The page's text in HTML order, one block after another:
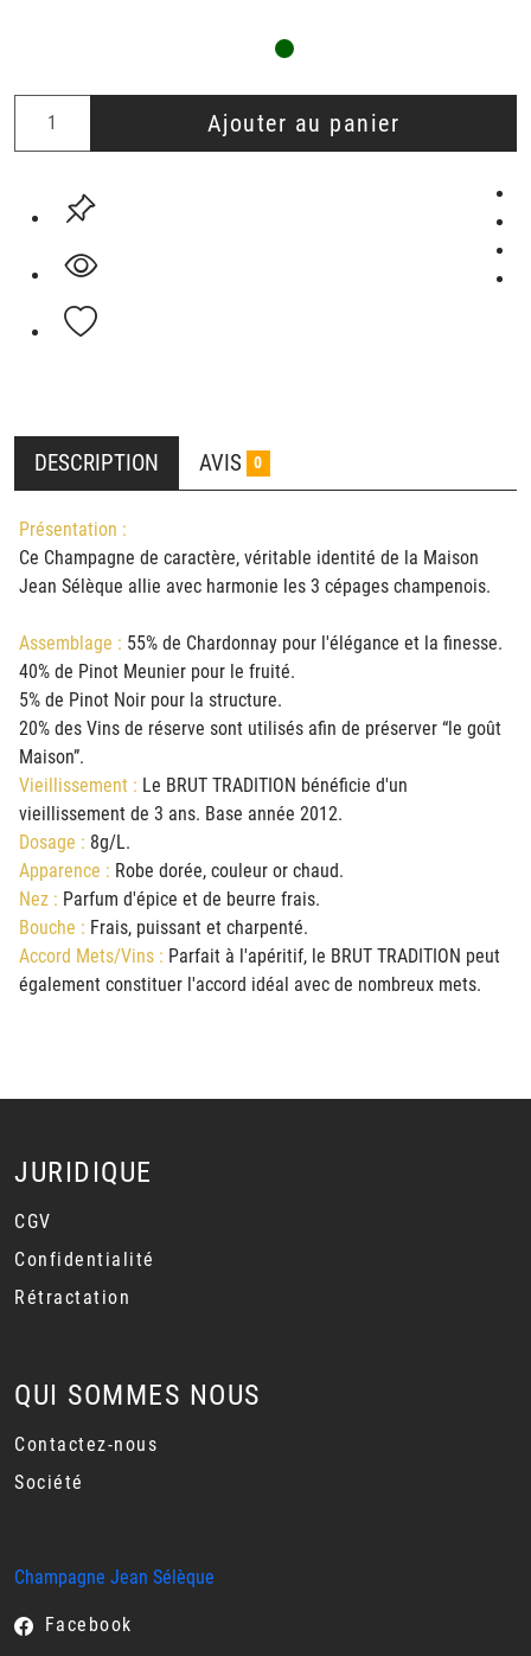
Ajouter au panier
DESCRIPTION AVIS 0
Présentation :
Ce Champagne de caractère, véritable identité de la Maison
Jean Sélèque allie avec harmonie les 3 cépages champenois.
Assemblage : 55% de Chardonnay pour l'élégance et la finesse.
40% de Pinot Meunier pour le fruité.
5% de Pinot Noir pour la structure.
20% des Vins de réserve sont utilisés afin de préserver “le goût
Maison”.
Vieillissement : Le BRUT TRADITION bénéficie d'un
vieillissement de 3 ans. Base année 2012.
Dosage : 8g/L.
Apparence : Robe dorée, couleur or chaud.
Nez : Parfum d'épice et de beurre frais.
Bouche : Frais, puissant et charpenté.
Accord Mets/Vins : Parfait à l'apéritif, le BRUT TRADITION peut
également constituer l'accord idéal avec de nombreux mets.
JURIDIQUE
CGV
Confidentialité
Rétractation
QUI SOMMES NOUS
Contactez-nous
Société
Champagne Jean Sélèque
Facebook